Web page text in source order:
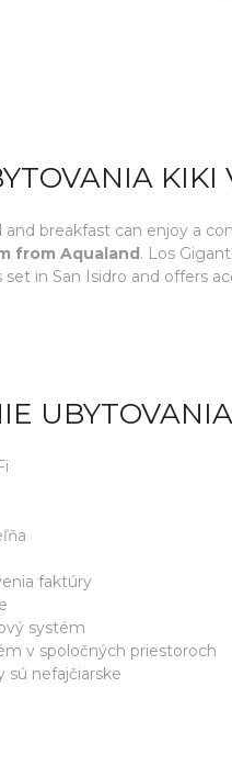
breakfast can enjoy a
from Aqualand. Los
set in San Isidro and offers
faktúry
systém
v spoločných priestoroch
sú nefajčiarske